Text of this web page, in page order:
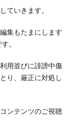
ていきます。
集もたまにします
。
用並びに誹謗中傷
り、厳正に対処し
ンテンツのご視聴